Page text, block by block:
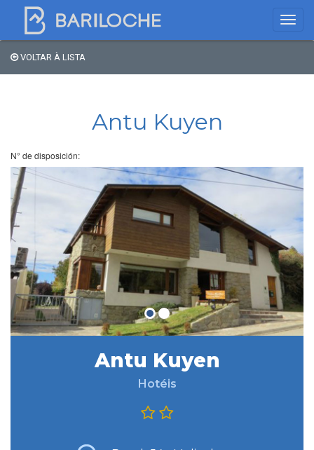
Bariloche
Tipo de hospedagem
Estrelas
Região
BUSCAR HOSPEDAGEM
VOLTAR À LISTA
Antu Kuyen
N° de disposición:
Antu Kuyen
Hotéis